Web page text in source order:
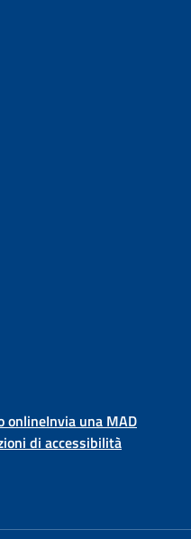
onlineInvia una MAD
di accessibilità